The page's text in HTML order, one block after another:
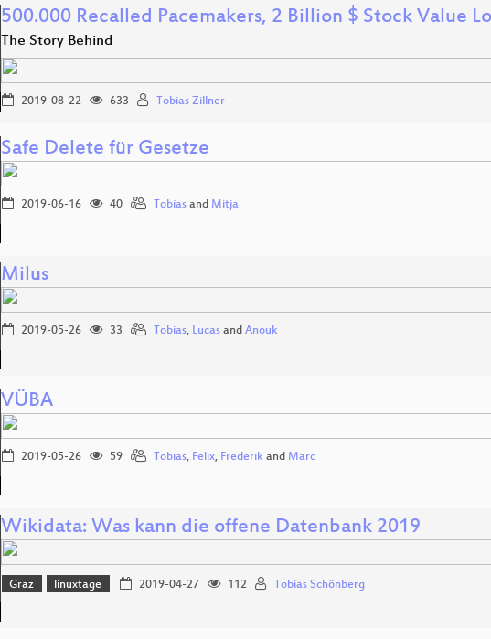
500.000 Recalled Pacemakers, 2 Billion $ Stock Value
The Story Behind
2019-08-22 633 Tobias Zillner
Safe Delete für Gesetze
2019-06-16 40 Tobias and Mitja
Milus
2019-05-26 33 Tobias, Lucas and Anouk
VÜBA
2019-05-26 59 Tobias, Felix, Frederik and Marc
Wikidata: Was kann die offene Datenbank 2019
Graz linuxtage 2019-04-27 112 Tobias Schönberg